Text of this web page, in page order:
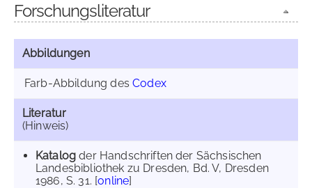
Forschungsliteratur
Abbildungen
Farb-Abbildung desCodex
Literatur
(Hinweis)
Katalog der Handschriften der Sächsischen
Landesbibliothek zu Dresden, Bd. V, Dresden
1986, S. 31. [online]